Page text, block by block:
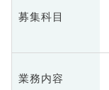
募集科目
業務内容